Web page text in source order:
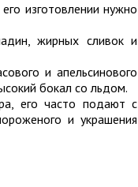
изготовлении нужно
жирных сливок и
и апельсинового
бокал со льдом.
его часто подают с
и украшения